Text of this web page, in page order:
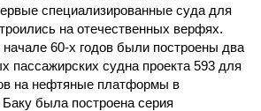
специализированные суда для
на отечественных верфях.
начале 60-х годов были построены два
пассажирских судна проекта 593 для
на нефтяные платформы в
была построена серия